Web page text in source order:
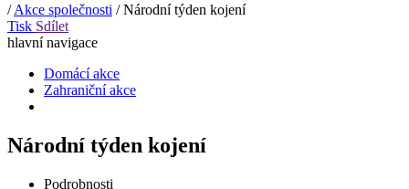
/Akce společnosti /Národní týden kojení
Tisk Sdílet
hlavní navigace
Domácí akce
Zahraniční akce
Národní týden kojení
Podrobnosti